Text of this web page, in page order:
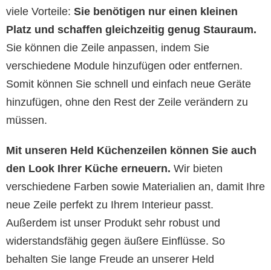
viele Vorteile: Sie benötigen nur einen kleinen
Platz und schaffen gleichzeitig genug Stauraum.
Sie können die Zeile anpassen, indem Sie
verschiedene Module hinzufügen oder entfernen.
Somit können Sie schnell und einfach neue Geräte
hinzufügen, ohne den Rest der Zeile verändern zu
müssen.
Mit unseren Held Küchenzeilen können Sie auch
den Look Ihrer Küche erneuern. Wir bieten
verschiedene Farben sowie Materialien an, damit Ihre
neue Zeile perfekt zu Ihrem Interieur passt.
Außerdem ist unser Produkt sehr robust und
widerstandsfähig gegen äußere Einflüsse. So
behalten Sie lange Freude an unserer Held